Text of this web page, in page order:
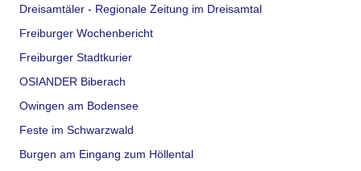
Dreisamtäler - Regionale Zeitung im Dreisamtal
Freiburger Wochenbericht
Freiburger Stadtkurier
OSIANDER Biberach
Owingen am Bodensee
Feste im Schwarzwald
Burgen am Eingang zum Höllental